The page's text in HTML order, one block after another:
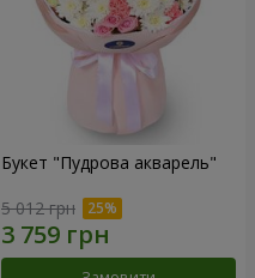
Букет "Пудрова акварель"
5 012 грн